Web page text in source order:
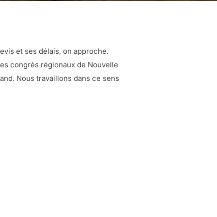
et ses délais, on approche.
congrès régionaux de Nouvelle
Nous travaillons dans ce sens